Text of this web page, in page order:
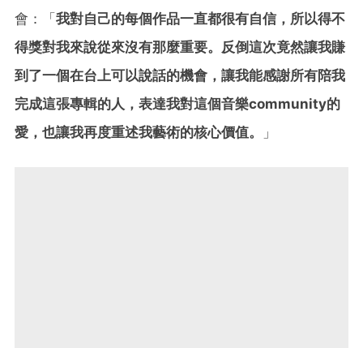
會：「 我對自己的每個作品一直都很有自信，所以得不
得獎對我來說從來沒有那麼重要。反倒這次竟然讓我賺
到了一個在台上可以說話的機會，讓我能感謝所有陪我
完成這張專輯的人，表達我對這個音樂community的
愛，也讓我再度重述我藝術的核心價值。
」